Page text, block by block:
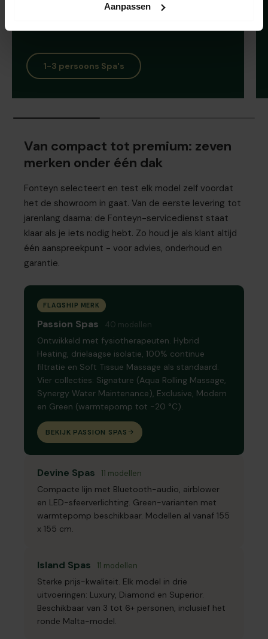
Aanpassen
ontwerp. Persoonlijk, intiem en elke dag weer
1-3 persoons Spa's
Van compact tot premium: zeven
merken onder één dak
Fonteyn selecteert en test elk model zelf voordat
het de showroom in gaat. Van de eerste levering tot
jarenlang daarna: de Fonteyn-servicedienst staat
klaar als je iets nodig hebt. Zo houd je als klant altijd
één aanspreekpunt - voor advies, onderhoud en
garantie.
FLAGSHIP MERK
Passion Spas 40 modellen
Ontwikkeld met fysiotherapeuten. Hybrid
Heating, drielaagse isolatie, 100% continue
filtratie en Soft Tissue Massage als standaard.
Vier collecties: Signature (Aqua Rolling Massage,
Synergy Water Maintenance), Exclusive, Modern
en Green (warmtepomp tot -20 °C).
BEKIJK PASSION SPAS
Devine Spas 11 modellen
Compacte lijn met Bluetooth-audio, airblower
en LED-sfeerverlichting. Green-varianten met
warmtepomp beschikbaar. Modellen al vanaf 155
x 155 cm.
Island Spas 11 modellen
Sterke prijs-kwaliteit. Elk model in drie
uitvoeringen: Luxury, Diamond en Superior.
Beschikbaar van 3 tot 6+ personen, inclusief het
ronde Malta-model.